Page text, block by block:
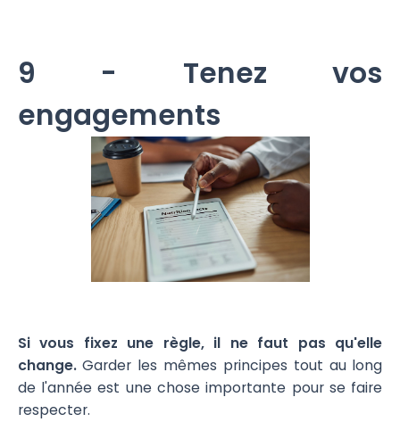
9 - Tenez vos
engagements
Si vous fixez une règle, il ne faut pas qu'elle
change.Garder les mêmes principes tout au long
de l'année est une chose importante pour se faire
respecter.